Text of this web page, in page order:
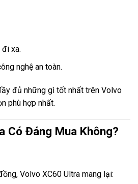
xa.
nghệ an toàn.
đủ những gì tốt nhất trên Volvo
phù hợp nhất.
Có Đáng Mua Không?
Volvo XC60 Ultra mang lại: